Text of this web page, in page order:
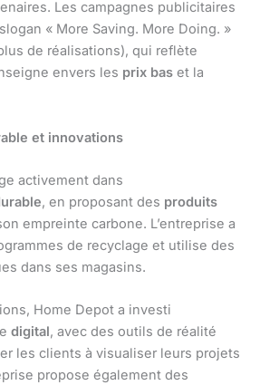
Les campagnes publicitaires
« More Saving. More Doing. »
de réalisations), qui reflète
envers les prix bas et la
et innovations
activement dans
, en proposant des produits
empreinte carbone. L’entreprise a
de recyclage et utilise des
dans ses magasins.
Home Depot a investi
digital, avec des outils de réalité
les clients à visualiser leurs projets
propose également des